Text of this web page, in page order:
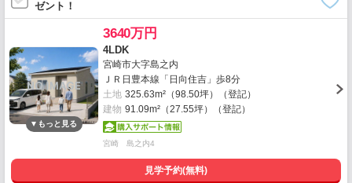
ゼント！
3640万円
4LDK
宮崎市大字島之内
ＪＲ日豊本線「日向住吉」歩8分
土地 325.63m²（98.50坪）（登記）
建物 91.09m²（27.55坪）（登記）
宮崎 島之内4
見学予約(無料)